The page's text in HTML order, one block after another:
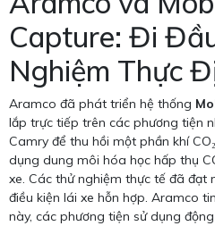
Capture: Đi
Nghiệm Thực
Aramco đã phát triển hệ thống
lắp trực tiếp trên các phương tiện
Camry để thu hồi một phần khí
dụng dung môi hóa học hấp thụ
xe. Các thử nghiệm thực tế đã đạt
điều kiện lái xe hỗn hợp. Aramco
này, các phương tiện sử dụng